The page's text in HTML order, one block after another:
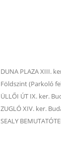
DUNA PLAZA XIII.
Földszint (Parkoló
ÜLLŐI ÚT IX. ker.
ZUGLÓ XIV. ker.
SEALY